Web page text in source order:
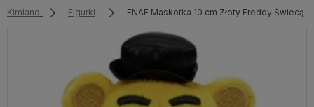
Kimland Figurki FNAF Maskotka 10 cm Złoty Freddy